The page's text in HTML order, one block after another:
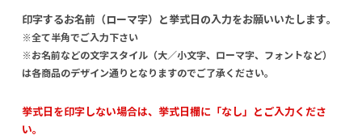
印字するお名前（ローマ字）と挙式日の入力をお願いいたします。
※全て半角でご入力下さい
※お名前などの文字スタイル（大／小文字、ローマ字、フォントなど）
は各商品のデザイン通りとなりますのでご了承ください。
挙式日を印字しない場合は、挙式日欄に「なし」とご入力くださ
い。